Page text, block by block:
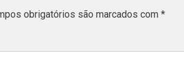
obrigatórios são marcados com *